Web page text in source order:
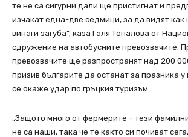
те не са сигурни дали ще пристигнат и
изчакат една-две седмици, за да видят как
винаги загуба”, каза Галя Топалова от
сдружение на автобусните превозвачите.
превозвачите ще разпространят над 200
призив българите да останат за празника
се окаже удар по гръцкия туризъм.
„Защото много от фермерите – тези
не са наши, така че те както си почиват